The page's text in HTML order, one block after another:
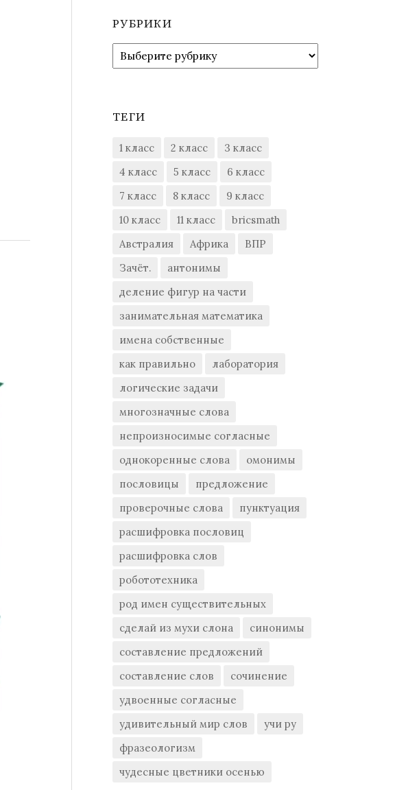
РУБРИКИ
Рубрики
ТЕГИ
1 класс 2 класс
3 класс
4 класс
5 класс
6 класс
7 класс
8 класс
9 класс
10 класс
11 класс
bricsmath
Австралия
Африка
ВПР
Зачёт.
антонимы
деление фигур на части
занимательная математика
имена собственные
как правильно
лаборатория
логические задачи
многозначные слова
непроизносимые согласные
однокоренные слова
омонимы
пословицы
предложение
проверочные слова
пунктуация
расшифровка пословиц
расшифровка слов
робототехника
род имен существительных
сделай из мухи слона
синонимы
составление предложений
составление слов
сочинение
удвоенные согласные
удивительный мир слов
учи ру
фразеологизм
чудесные цветники осенью